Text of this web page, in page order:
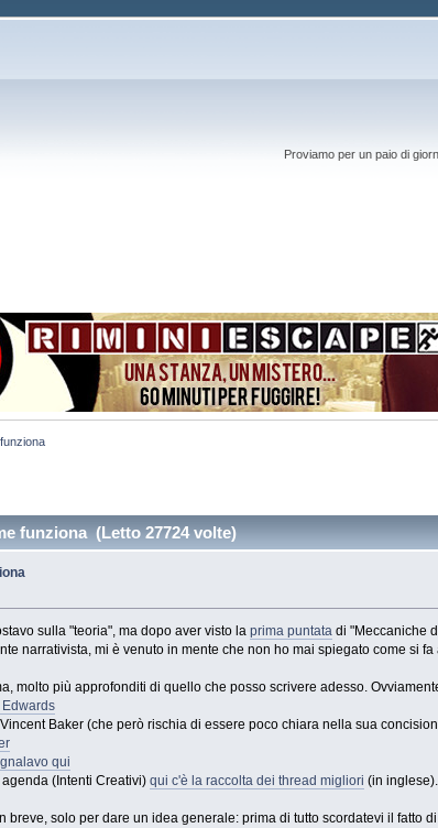
Proviamo per un paio di
funziona (Letto 27724 volte)
sulla "teoria", ma dopo aver visto la prima puntatadi "Meccaniche
narrativista, mi è venuto in mente che non ho mai spiegato come si
molto più approfonditi di quello che posso scrivere adesso.
Baker (che però rischia di essere poco chiara nella sua
qui
(Intenti Creativi) qui c'è la raccolta dei thread migliori (in inglese).
breve, solo per dare un idea generale: prima di tutto scordatevi il fatto